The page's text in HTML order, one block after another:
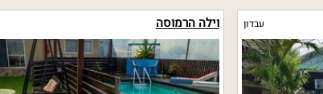
עבדון וילה הרמוסה